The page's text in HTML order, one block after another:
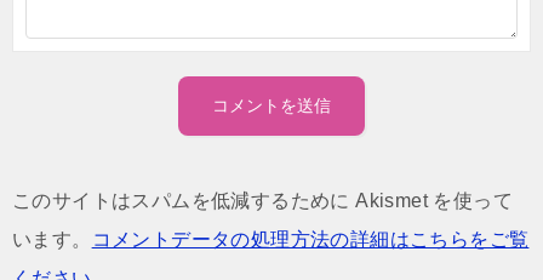
このサイトはスパムを低減するために Akismet を使って
います。
コメントデータの処理方法の詳細はこちらをご覧